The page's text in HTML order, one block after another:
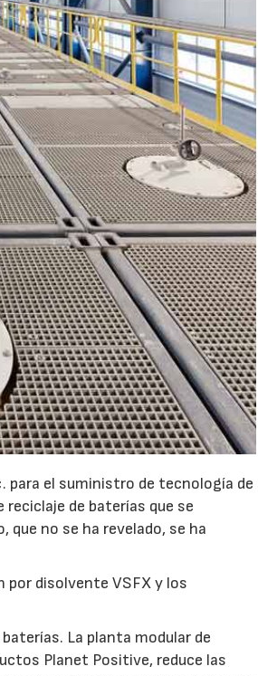
para el suministro de tecnología de
de baterías que se
no se ha revelado, se ha
disolvente VSFX y los
La planta modular de
Planet Positive, reduce las